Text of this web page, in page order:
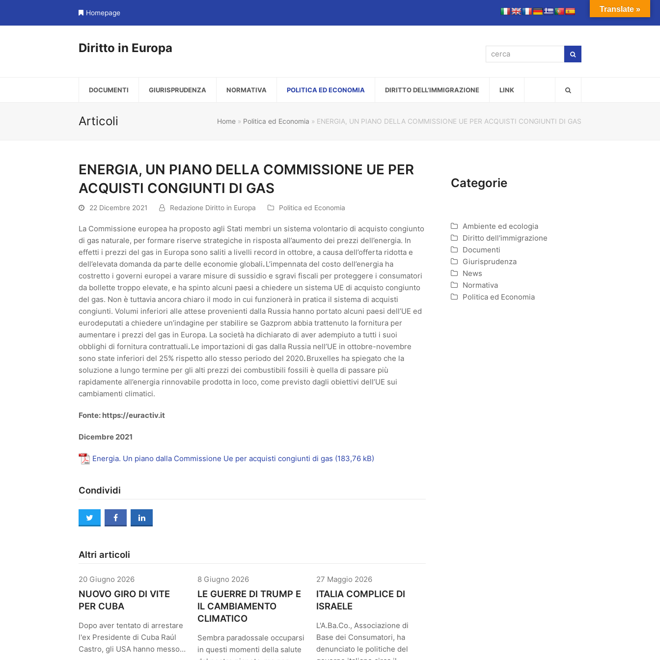
Homepage
Diritto in Europa cerca
DOCUMENTI GIURISPRUDENZA NORMATIVA POLITICA ED ECONOMIA DIRITTO DELL’IMMIGRAZIONE LINK
Articoli Home » Politica ed Economia » ENERGIA, UN PIANO DELLA COMMISSIONE UE PER ACQUISTI CONGIUNTI DI GAS
ENERGIA, UN PIANO DELLA COMMISSIONE UE PER
ACQUISTI CONGIUNTI DI GAS
22 Dicembre 2021 Redazione Diritto in Europa Politica ed Economia
La Commissione europea ha proposto agli Stati membri un sistema volontario di acquisto congiunto
di gas naturale, per formare riserve strategiche in risposta all’aumento dei prezzi dell’energia. In
effetti i prezzi del gas in Europa sono saliti a livelli record in ottobre, a causa dell’offerta ridotta e
dell’elevata domanda da parte delle economie globali.L’impennata del costo dell’energia ha
costretto i governi europei a varare misure di sussidio e sgravi fiscali per proteggere i consumatori
da bollette troppo elevate, e ha spinto alcuni paesi a chiedere un sistema UE di acquisto congiunto
del gas. Non è tuttavia ancora chiaro il modo in cui funzionerà in pratica il sistema di acquisti
congiunti. Volumi inferiori alle attese provenienti dalla Russia hanno portato alcuni paesi dell’UE ed
eurodeputati a chiedere un’indagine per stabilire se Gazprom abbia trattenuto la fornitura per
aumentare i prezzi del gas in Europa. La società ha dichiarato di aver adempiuto a tutti i suoi
obblighi di fornitura contrattuali.Le importazioni di gas dalla Russia nell’UE in ottobre-novembre
sono state inferiori del 25% rispetto allo stesso periodo del 2020.Bruxelles ha spiegato che la
soluzione a lungo termine per gli alti prezzi dei combustibili fossili è quella di passare più
rapidamente all’energia rinnovabile prodotta in loco, come previsto dagli obiettivi dell’UE sui
cambiamenti climatici.
Fonte: https://euractiv.it
Dicembre 2021
Energia. Un piano dalla Commissione Ue per acquisti congiunti di gas
Condividi
twitter facebooklinkedin
Altri articoli
20 Giugno 2026
NUOVO GIRO DI VITE
PER CUBA
Dopo aver tentato di arrestare
l'ex Presidente di Cuba Raúl
Castro, gli USA hanno messo…
8 Giugno 2026
LE GUERRE DI TRUMP E
IL CAMBIAMENTO
CLIMATICO
Sembra paradossale occuparsi
in questi momenti della salute
27 Maggio 2026
ITALIA COMPLICE DI
ISRAELE
L'A.Ba.Co., Associazione di
Base dei Consumatori, ha
denunciato le politiche del
Categorie
Ambiente ed ecologia
Diritto dell'immigrazione
Documenti
Giurisprudenza
News
Normativa
Politica ed Economia
Translate »